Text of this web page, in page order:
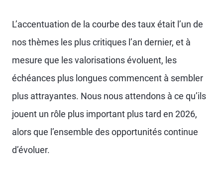
L’accentuation de la courbe des taux était l’un de
nos thèmes les plus critiques l’an dernier, et à
mesure que les valorisations évoluent, les
échéances plus longues commencent à sembler
plus attrayantes. Nous nous attendons à ce qu’ils
jouent un rôle plus important plus tard en 2026,
alors que l’ensemble des opportunités continue
d’évoluer.